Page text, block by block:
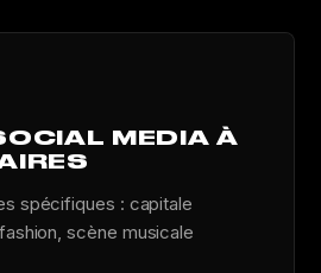
MEDIA À
spécifiques : capitale
scène musicale